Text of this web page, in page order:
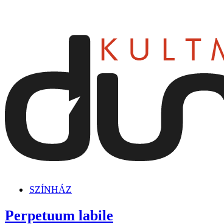
SZÍNHÁZ
Perpetuum labile